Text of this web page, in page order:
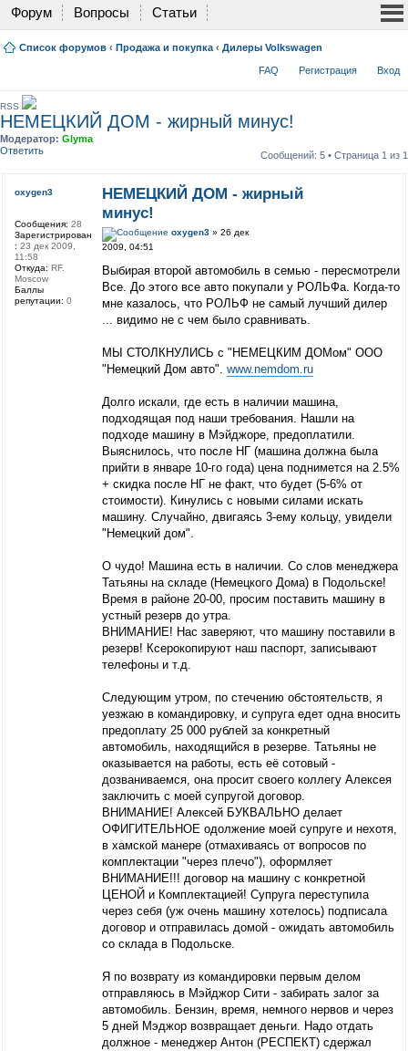
Форум Вопросы Статьи
Список форумов ‹ Продажа и покупка ‹ Дилеры Volkswagen
FAQ Регистрация Вход
RSS
НЕМЕЦКИЙ ДОМ - жирный минус!
Модератор: Glyma
Ответить
Сообщений: 5 • Страница 1 из 1
НЕМЕЦКИЙ ДОМ - жирный
минус!
oxygen3» 26 дек
2009, 04:51
Выбирая второй автомобиль в семью - пересмотрели
Все. До этого все авто покупали у РОЛЬФа. Когда-то
мне казалось, что РОЛЬФ не самый лучший дилер
... видимо не с чем было сравнивать.
МЫ СТОЛКНУЛИСЬ с "НЕМЕЦКИМ ДОМом" ООО
"Немецкий Дом авто". www.nemdom.ru
Долго искали, где есть в наличии машина,
подходящая под наши требования. Нашли на
подходе машину в Мэйджоре, предоплатили.
Выяснилось, что после НГ (машина должна была
прийти в январе 10-го года) цена поднимется на 2.5%
+ скидка после НГ не факт, что будет (5-6% от
стоимости). Кинулись с новыми силами искать
машину. Случайно, двигаясь 3-ему кольцу, увидели
"Немецкий дом".
О чудо! Машина есть в наличии. Со слов менеджера
Татьяны на складе (Немецкого Дома) в Подольске!
Время в районе 20-00, просим поставить машину в
устный резерв до утра.
ВНИМАНИЕ! Нас заверяют, что машину поставили в
резерв! Ксерокопируют наш паспорт, записывают
телефоны и т.д.
Следующим утром, по стечению обстоятельств, я
уезжаю в командировку, и супруга едет одна вносить
предоплату 25 000 рублей за конкретный
автомобиль, находящийся в резерве. Татьяны не
оказывается на работы, есть её сотовый -
дозваниваемся, она просит своего коллегу Алексея
заключить с моей супругой договор.
ВНИМАНИЕ! Алексей БУКВАЛЬНО делает
ОФИГИТЕЛЬНОЕ одолжение моей супруге и нехотя,
в хамской манере (отмахиваясь от вопросов по
комплектации "через плечо"), оформляет
ВНИМАНИЕ!!! договор на машину с конкретной
ЦЕНОЙ и Комплектацией! Супруга переступила
через себя (уж очень машину хотелось) подписала
договор и отправилась домой - ожидать автомобиль
со склада в Подольске.
Я по возврату из командировки первым делом
отправляюсь в Мэйджор Сити - забирать залог за
автомобиль. Бензин, время, немного нервов и через
5 дней Мэджор возвращает деньги. Надо отдать
должное - менеджер Антон (РЕСПЕКТ) сдержал
oxygen3
Сообщения: 28
Зарегистрирован
: 23 дек 2009,
11:58
Откуда: RF.
Moscow
Баллы
репутации: 0